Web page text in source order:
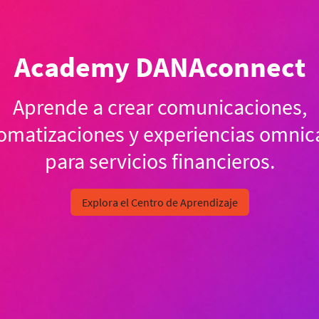
Academy DANAconnect
Aprende a crear comunicaciones,
y experiencias
para servicios financieros.
Explora el Centro de Aprendizaje